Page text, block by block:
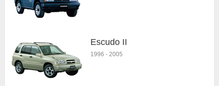
Escudo II
1996 - 2005